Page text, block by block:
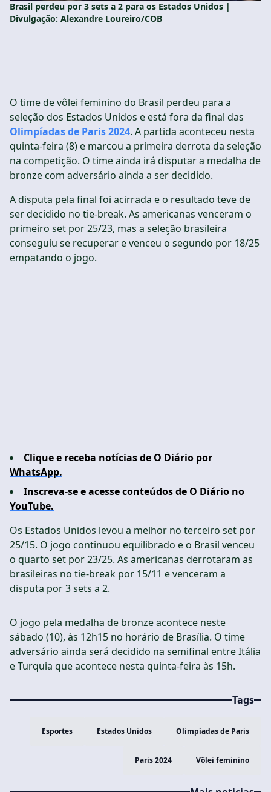
Brasil perdeu por 3 sets a 2 para os Estados Unidos |
Divulgação: Alexandre Loureiro/COB
O time de vôlei feminino do Brasil perdeu para a
seleção dos Estados Unidos e está fora da final das
Olimpíadas de Paris 2024. A partida aconteceu nesta
quinta-feira (8) e marcou a primeira derrota da seleção
na competição. O time ainda irá disputar a medalha de
bronze com adversário ainda a ser decidido.
A disputa pela final foi acirrada e o resultado teve de
ser decidido no tie-break. As americanas venceram o
primeiro set por 25/23, mas a seleção brasileira
conseguiu se recuperar e venceu o segundo por 18/25
empatando o jogo.
Clique e receba notícias de O Diário por
WhatsApp.
Inscreva-se e acesse conteúdos de O Diário no
YouTube.
Os Estados Unidos levou a melhor no terceiro set por
25/15. O jogo continuou equilibrado e o Brasil venceu
o quarto set por 23/25. As americanas derrotaram as
brasileiras no tie-break por 15/11 e venceram a
disputa por 3 sets a 2.
O jogo pela medalha de bronze acontece neste
sábado (10), às 12h15 no horário de Brasília. O time
adversário ainda será decidido na semifinal entre Itália
e Turquia que acontece nesta quinta-feira às 15h.
Tags
Esportes Estados Unidos Olimpíadas de Paris
Paris 2024 Vôlei feminino